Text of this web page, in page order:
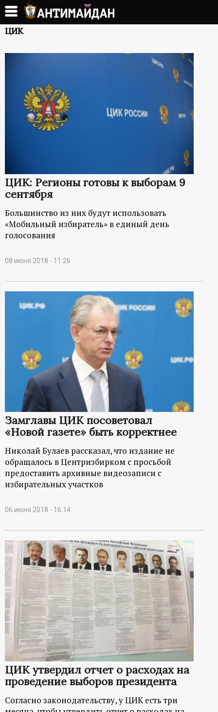
Перейти
основному
А
Н
Й
Д
А
Н
-
и
а
ц
и
н
ы
й
п
о
р
т
а
ЦИК
ЦИК: Регионы готовы к выборам 9
сентября
Большинство из них будут использовать
«Мобильный избиратель» в единый день
голосования
08 июня 2018 - 11:26
Замглавы ЦИК посоветовал
«Новой газете» быть корректнее
Николай Булаев рассказал, что издание не
обращалось в Центризбирком с просьбой
предоставить архивные видеозаписи с
избирательных участков
06 июня 2018 - 16:14
ЦИК утвердил отчет о расходах на
проведение выборов президента
Согласно законодательству, у ЦИК есть три